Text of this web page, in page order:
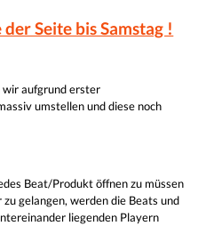
Seite bis Samstag !
wir aufgrund erster
umstellen und diese noch
Beat/Produkt öffnen zu müssen
gelangen, werden die Beats und
liegenden Playern